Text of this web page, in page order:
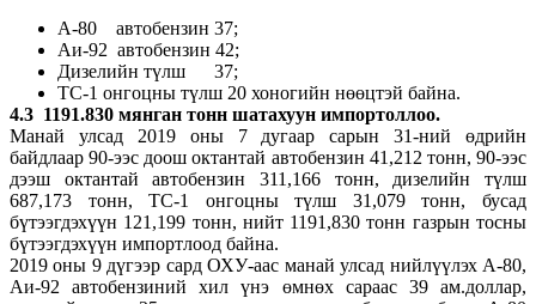
А-80 автобензин 37;
Аи-92 автобензин 42;
Дизелийн түлш 37;
ТС-1 онгоцны түлш 20 хоногийн нөөцтэй байна.
4.3 1191.830 мянган тонн шатахуун импортоллоо.
Манай улсад 2019 оны 7 дугаар сарын 31-ний өдрийн
байдлаар 90-ээс доош октантай автобензин 41,212 тонн, 90-ээс
дээш октантай автобензин 311,166 тонн, дизелийн түлш
687,173 тонн, ТС-1 онгоцны түлш 31,079 тонн, бусад
бүтээгдэхүүн 121,199 тонн, нийт 1191,830 тонн газрын тосны
бүтээгдэхүүн импортлоод байна.
2019 оны 9 дүгээр сард ОХУ-аас манай улсад нийлүүлэх А-80,
Аи-92 автобензиний хил үнэ өмнөх сараас 39 ам.доллар,